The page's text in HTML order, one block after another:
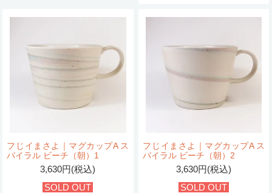
フじイまさよ｜マグカップA ス
パイラル ビーチ（朝）1
3,630円(税込)
SOLD OUT
フじイまさよ｜マグカップA ス
パイラル ビーチ（朝）2
3,630円(税込)
SOLD OUT